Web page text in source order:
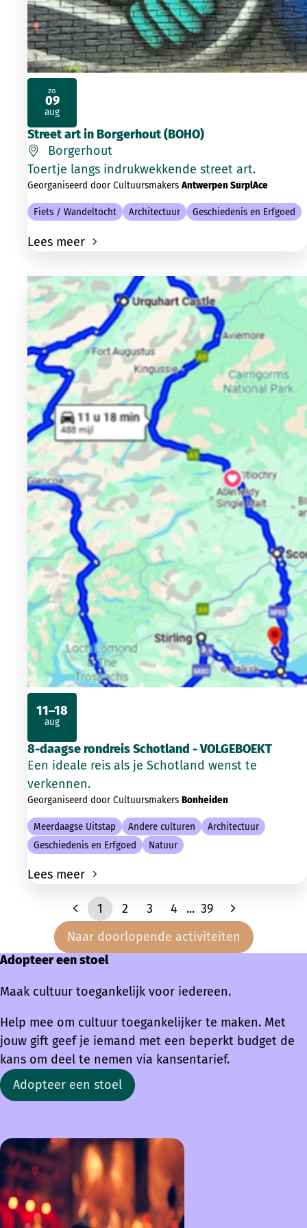
Street art in Borgerhout (BOHO)
Borgerhout
Toertje langs indrukwekkende street art.
Georganiseerd door CultuursmakersAntwerpen SurplAce
Fiets / Wandeltocht Architectuur Geschiedenis en Erfgoed
Lees meer
zo
09
aug
2026
8-daagse rondreis Schotland - VOLGEBOEKT
Een ideale reis als je Schotland wenst te
verkennen.
Georganiseerd door Cultuursmakers Bonheiden
Meerdaagse Uitstap Andere culturen
Architectuur
Geschiedenis en Erfgoed
Natuur
Lees meer
11–18
aug
2026
1 2 3 4 ... 39
Naar doorlopende activiteiten
Adopteer een stoel
Maak cultuur toegankelijk voor iedereen.
Help mee om cultuur toegankelijker te maken. Met
jouw gift geef je iemand met een beperkt budget de
kans om deel te nemen via kansentarief.
Adopteer een stoel